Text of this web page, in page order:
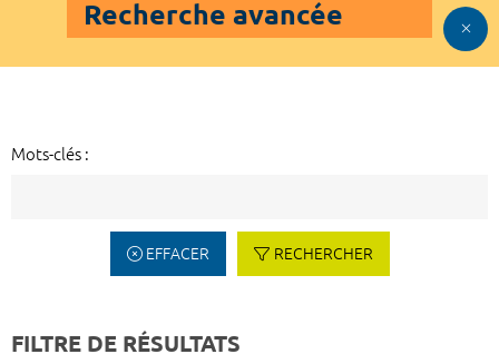
Recherche avancée
Mots-clés :
EFFACER RECHERCHER
FILTRE DE RÉSULTATS